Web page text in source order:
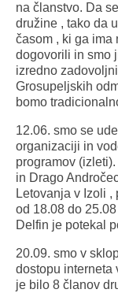
na članstvo. Da
družine , tako da
časom , ki ga ima
dogovorili in smo
izredno
Grosupeljskih
bomo
12.06. smo se
organizaciji in
programov
in Drago
Letovanja v Izoli ,
od 18.08 do
Delfin je potekal
20.09. smo v
dostopu interneta
je bilo 8 članov